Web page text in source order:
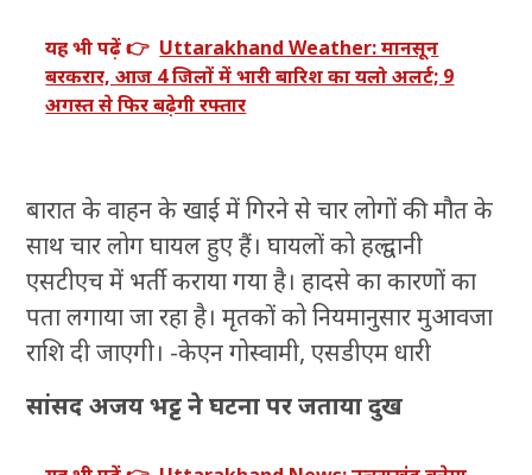
यह भी पढ़ें 👉 Uttarakhand Weather: मानसून
बरकरार, आज 4 जिलों में भारी बारिश का यलो अलर्ट; 9
अगस्त से फिर बढ़ेगी रफ्तार
बारात के वाहन के खाई में गिरने से चार लोगों की मौत के
साथ चार लोग घायल हुए हैं। घायलों को हल्द्वानी
एसटीएच में भर्ती कराया गया है। हादसे का कारणों का
पता लगाया जा रहा है। मृतकों को नियमानुसार मुआवजा
राशि दी जाएगी। -केएन गोस्वामी, एसडीएम धारी
सांसद अजय भट्ट ने घटना पर जताया दुख